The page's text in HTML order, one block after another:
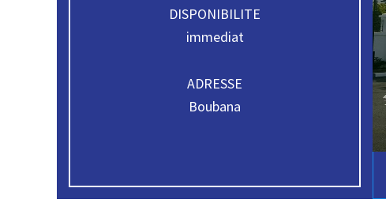
DISPONIBILITE
immediat
ADRESSE
Boubana